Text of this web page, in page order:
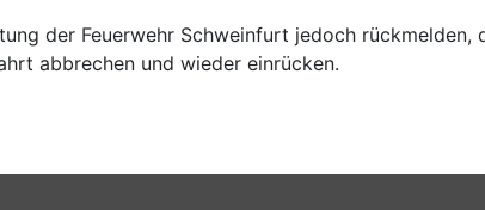
der Feuerwehr Schweinfurt jedoch
abbrechen und wieder einrücken.